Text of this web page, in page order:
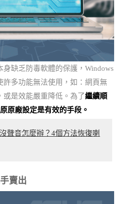
缺乏防毒軟體的保護，Windows
許多功能無法使用，如：網頁無
或是效能嚴重降低。為了繼續順
原廠設定是有效的手段。
聲音怎麼辦？4個方法恢復喇
賣出